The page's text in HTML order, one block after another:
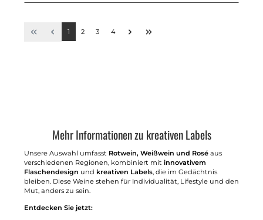
1 2 3 4
Mehr Informationen zu kreativen Labels
Unsere Auswahl umfasst Rotwein, Weißwein und Rosé aus
verschiedenen Regionen, kombiniert mit innovativem
Flaschendesign und kreativen Labels, die im Gedächtnis
bleiben. Diese Weine stehen für Individualität, Lifestyle und den
Mut, anders zu sein.
Entdecken Sie jetzt: